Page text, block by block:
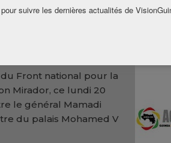
l’espace d’un an, le
d’échange
de la
Front national pour la
Mirador, ce lundi 20
le général Mamadi
du palais Mohamed V
suivre les dernières actualités de